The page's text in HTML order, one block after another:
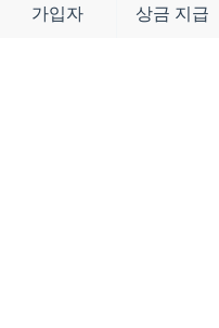
가입자
상금 지급